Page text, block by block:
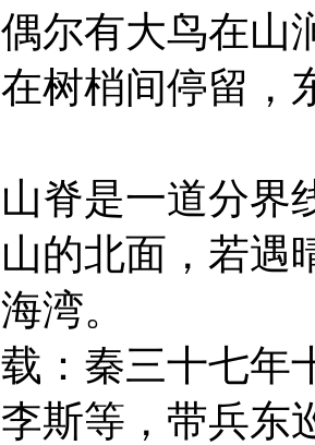
尔有大鸟在山
树梢间停留，
脊是一道分界
的北面，若遇
湾。
载：秦三十七
斯等，带兵东